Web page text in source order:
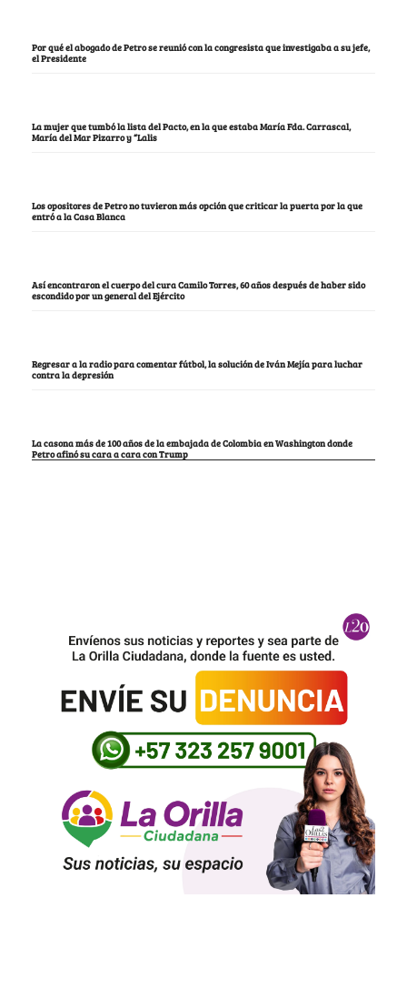
Por qué el abogado de Petro se reunió con la congresista que investigaba a su jefe,
el Presidente
La mujer que tumbó la lista del Pacto, en la que estaba María Fda. Carrascal,
María del Mar Pizarro y “Lalis
Los opositores de Petro no tuvieron más opción que criticar la puerta por la que
entró a la Casa Blanca
Así encontraron el cuerpo del cura Camilo Torres, 60 años después de haber sido
escondido por un general del Ejército
Regresar a la radio para comentar fútbol, la solución de Iván Mejía para luchar
contra la depresión
La casona más de 100 años de la embajada de Colombia en Washington donde
Petro afinó su cara a cara con Trump